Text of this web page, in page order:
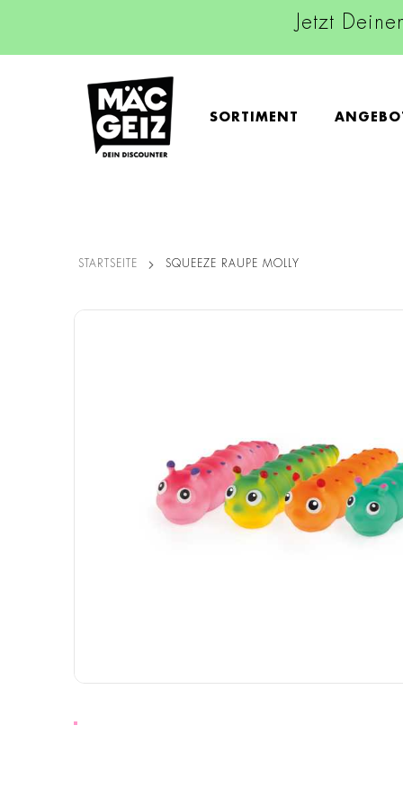
Jetzt
SORTIMENT
STARTSEITE SQUEEZE RAUPE MOLLY
Zum